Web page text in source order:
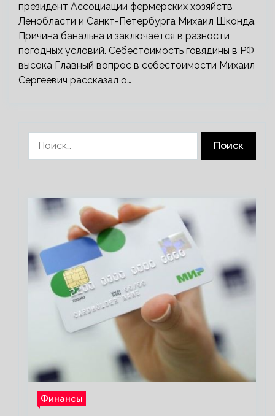
президент Ассоциации фермерских хозяйств
Ленобласти и Санкт-Петербурга Михаил Шконда.
Причина банальна и заключается в разности
погодных условий. Себестоимость говядины в РФ
высока Главный вопрос в себестоимости Михаил
Сергеевич рассказал о…
Финансы